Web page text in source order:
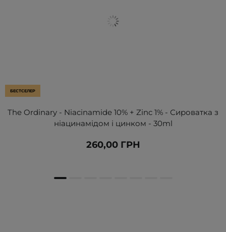
БЕСТСЕЛЕР
The Ordinary - Niacinamide 10% + Zinc 1% - Сироватка з
ніацинамідом і цинком - 30ml
260,00 ГРН